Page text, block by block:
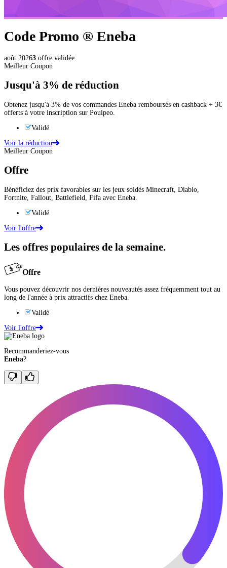
Code Promo ® Eneba
août 20263 offre validée
Meilleur Coupon
Jusqu'à 3% de réduction
Obtenez jusqu'à 3% de vos commandes Eneba remboursés en cashback + 3€
offerts à votre inscription sur Poulpeo.
Validé
Voir la réduction
Meilleur Coupon
Offre
Bénéficiez des prix favorables sur les jeux soldés Minecraft, Diablo,
Fortnite, Fallout, Battlefield, Fifa avec Eneba.
Validé
Voir l'offre
Les offres populaires de la semaine.
Offre
Vous pouvez découvrir nos dernières nouveautés assez fréquemment tout au
long de l'année à prix attractifs chez Eneba.
Validé
Voir l'offre
Recommanderiez-vous
Eneba?